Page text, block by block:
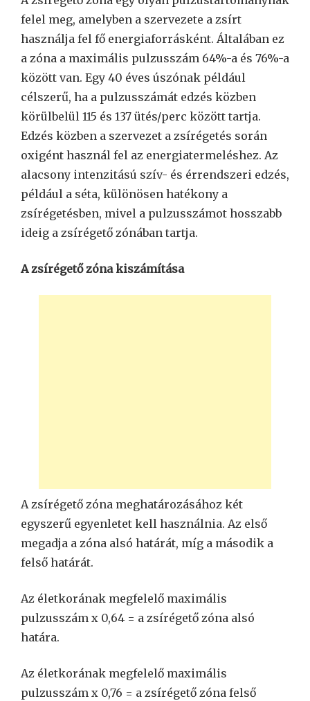
felel meg, amelyben a szervezete a zsírt
használja fel fő energiaforrásként. Általában ez
a zóna a maximális pulzusszám 64%-a és 76%-a
között van. Egy 40 éves úszónak például
célszerű, ha a pulzusszámát edzés közben
körülbelül 115 és 137 ütés/perc között tartja.
Edzés közben a szervezet a zsírégetés során
oxigént használ fel az energiatermeléshez. Az
alacsony intenzitású szív- és érrendszeri edzés,
például a séta, különösen hatékony a
zsírégetésben, mivel a pulzusszámot hosszabb
ideig a zsírégető zónában tartja.
A zsírégető zóna kiszámítása
A zsírégető zóna meghatározásához két
egyszerű egyenletet kell használnia. Az első
megadja a zóna alsó határát, míg a második a
felső határát.
Az életkorának megfelelő maximális
pulzusszám x 0,64 = a zsírégető zóna alsó
határa.
Az életkorának megfelelő maximális
pulzusszám x 0,76 = a zsírégető zóna felső